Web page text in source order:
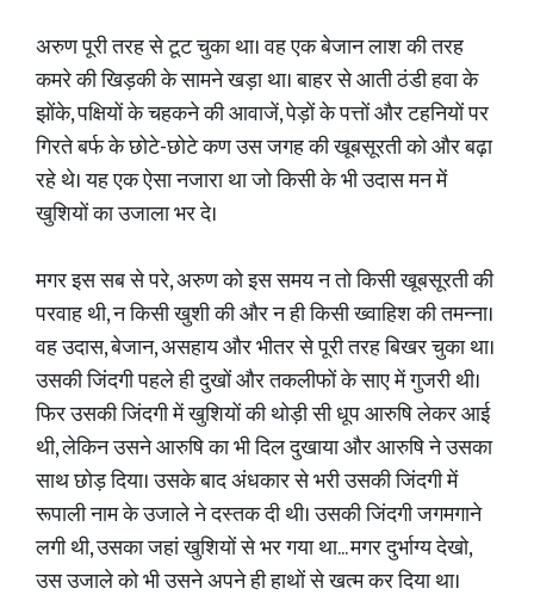
​अरुण पूरी तरह से टूट चुका था। वह एक बेजान लाश की तरह
कमरे की खिड़की के सामने खड़ा था। बाहर से आती ठंडी हवा के
झोंके, पक्षियों के चहकने की आवाजें, पेड़ों के पत्तों और टहनियों पर
गिरते बर्फ के छोटे-छोटे कण उस जगह की खूबसूरती को और बढ़ा
रहे थे। यह एक ऐसा नजारा था जो किसी के भी उदास मन में
खुशियों का उजाला भर दे।
​मगर इस सब से परे, अरुण को इस समय न तो किसी खूबसूरती की
परवाह थी, न किसी खुशी की और न ही किसी ख्वाहिश की तमन्ना।
वह उदास, बेजान, असहाय और भीतर से पूरी तरह बिखर चुका था।
उसकी जिंदगी पहले ही दुखों और तकलीफों के साए में गुजरी थी।
फिर उसकी जिंदगी में खुशियों की थोड़ी सी धूप आरुषि लेकर आई
थी, लेकिन उसने आरुषि का भी दिल दुखाया और आरुषि ने उसका
साथ छोड़ दिया। उसके बाद अंधकार से भरी उसकी जिंदगी में
रूपाली नाम के उजाले ने दस्तक दी थी। उसकी जिंदगी जगमगाने
लगी थी, उसका जहां खुशियों से भर गया था... मगर दुर्भाग्य देखो,
उस उजाले को भी उसने अपने ही हाथों से खत्म कर दिया था।